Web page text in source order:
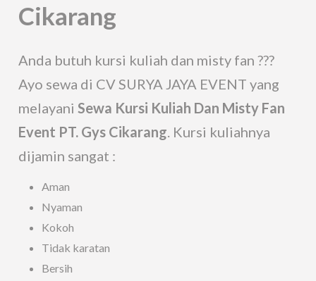
Cikarang
Anda butuh kursi kuliah dan misty fan ???
Ayo sewa di CV SURYA JAYA EVENT yang
melayaniSewa Kursi Kuliah Dan Misty Fan
Event PT. Gys Cikarang. Kursi kuliahnya
dijamin sangat :
Aman
Nyaman
Kokoh
Tidak karatan
Bersih